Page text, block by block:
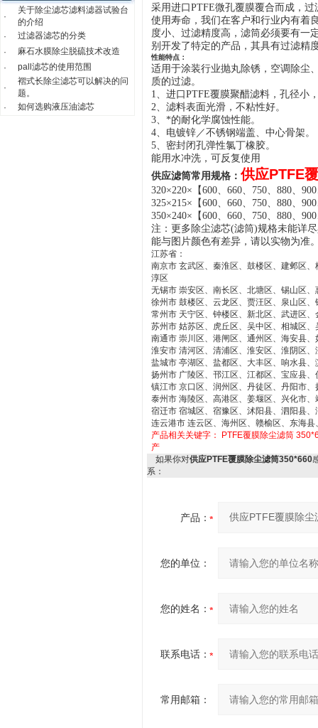
·
关于除尘滤芯滤料滤器试验台
的介绍
·
过滤器滤芯的分类
·
麻石水膜除尘脱硫技术改造
·
pall滤芯的使用范围
·
褶式长除尘滤芯可以解决的问
题。
·
如何选购液压油滤芯
采用进口PTFE微孔覆膜覆合而成，
使用寿命，我们在客户和行业内有着
度小、过滤精度高，滤筒必须要有一
别开发了特定的产品，其具有过滤精
性能特点：
适用于涂装行业抛丸除锈，空调除尘
质的过滤。
1、进口PTFE覆膜聚醋滤料，孔径小
2、滤料表面光滑，不粘性好。
3、 *的耐化学腐蚀性能。
4、电镀锌／不锈钢端盖、中心骨架。
5、密封闭孔弹性氯丁橡胶。
能用水冲洗，可反复使用
供应滤筒常用规格： 供应PTFE
320×220× 【600、 660、 750、 880、 900
325×215× 【600、 660、 750、 880、 900
350×240× 【600、 660、 750、 880、 900
注： 更多除尘滤芯(滤筒)规格未能详
能与图片颜色有差异， 请以实物为准
江苏省：
南京市 玄武区、秦淮区、鼓楼区、建邺区
淳区
无锡市 崇安区、南长区、北塘区、锡山区
徐州市 鼓楼区、云龙区、贾汪区、泉山区
常州市 天宁区、钟楼区、新北区、武进区、
苏州市 姑苏区、虎丘区、吴中区、相城区
南通市 崇川区、港闸区、通州区、海安县
淮安市 清河区、清浦区、淮安区、淮阴区
盐城市 亭湖区、盐都区、大丰区、响水县
扬州市 广陵区、邗江区、江都区、宝应县、
镇江市 京口区、润州区、丹徒区、丹阳市、
泰州市 海陵区、高港区、姜堰区、兴化市、
宿迁市 宿城区、宿豫区、沭阳县、泗阳县、
连云港市 连云区、海州区、赣榆区、东海
产品相关关键字：
PTFE覆膜除尘滤筒
产
如果你对供应PTFE覆膜除尘滤筒350*660
系：
产品：
您的单位：
您的姓名：
联系电话：
常用邮箱：